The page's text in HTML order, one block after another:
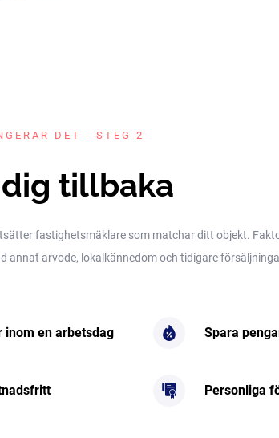
DET - STEG 2
tillbaka
fastighetsmäklare som matchar ditt objekt.
annat arvode, lokalkännedom och tidigare
inom en arbetsdag Spara
Personliga